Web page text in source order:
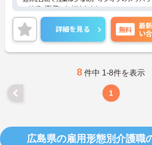
つけてご勤務いただけます！
また、賞与3.0ヶ月分支給実績があり、頑張りが
かりと反映されるのもおすすめしたいポイント
とつ☆
ご興味のある方はお気軽にお問い合わせ下さい
らに詳細などお伝え致します！
詳細を見る 無料
最
い
8 件中 1-8件を表示
1
広島県の雇用形態別介護職